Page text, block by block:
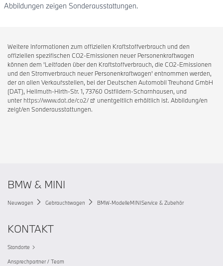
Abbildungen zeigen Sonderausstattungen.
Weitere Informationen zum offiziellen Kraftstoffverbrauch und den
offiziellen spezifischen CO2-Emissionen neuer Personenkraftwagen
können dem 'Leitfaden über den Kraftstoffverbrauch, die CO2-Emissionen
und den Stromverbrauch neuer Personenkraftwagen' entnommen werden,
der an allen Verkaufsstellen, bei der Deutschen Automobil Treuhand GmbH
(DAT), Hellmuth-Hirth-Str. 1, 73760 Ostfildern-Scharnhausen, und
unter https://www.dat.de/co2/
unentgeltlich erhältlich ist. Abbildung/en
zeigt/en Sonderausstattungen.
BMW & MINI
Neuwagen Gebrauchtwagen BMW-ModelleMINIService & Zubehör
KONTAKT
Standorte
Ansprechpartner / Team